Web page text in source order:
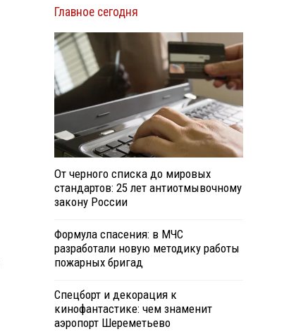
Главное сегодня
От черного списка до мировых
стандартов: 25 лет антиотмывочному
закону России
Формула спасения: в МЧС
разработали новую методику работы
пожарных бригад
Спецборт и декорация к
кинофантастике: чем знаменит
аэропорт Шереметьево